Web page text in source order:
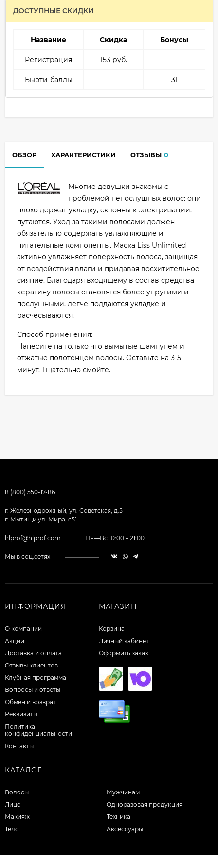
ДОСТУПНЫЕ СКИДКИ
Название Скидка Бонусы
Регистрация 153 руб.
Бьюти-баллы - 31
ОБЗОР ХАРАКТЕРИСТИКИ ОТЗЫВЫ 0
Многие девушки знакомы с
проблемой непослушных волос: они
плохо держат укладку, склонны к электризации,
путаются. Уход за такими волосами должен
обязательно содержать увлажняющие и
питательные компоненты. Маска Liss Unlimited
активно увлажняет поверхность волоса, защищая
от воздействия влаги и придавая восхитительное
сияние. Благодаря входящему в состав средства
кератину волосы становятся более упругими и
послушными, легче поддаются укладке и
расчесываются.
Способ применения:
Нанесите на только что вымытые шампунем и
отжатые полотенцем волосы. Оставьте на 3-5
минут. Тщательно смойте.
8 (800) 550-17-86
г. Железнодрожный, ул. Советская, д.5
г. Мытищи ул. Мира, с51
hlprof@hlprof.com Пн—Вс 10:00 – 21:00
Мы в соц.сетях
ИНФОРМАЦИЯ
О компании
Акции
Доставка и оплата
Отзывы клиентов
Клубная программа
Вопросы и ответы
Обмен и возврат
Реквизиты
Политика
конфиденциальности
Контакты
МАГАЗИН
Корзина
Личный кабинет
Оформить заказ
КАТАЛОГ
Волосы
Лицо
Макияж
Тело
Мужчинам
Одноразовая продукция
Техника
Аксессуары